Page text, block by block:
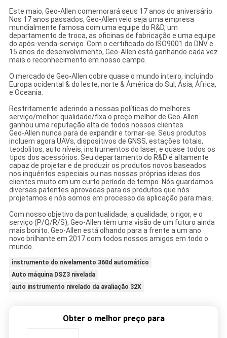
Este maio, Geo-Allen comemorará seus 17 anos do aniversário.
Nos 17 anos passados, Geo-Allen veio seja uma empresa
mundialmente famosa com uma equipe do R&D, um
departamento de troca, as oficinas de fabricação e uma equipe
do após-venda-serviço. Com o certificado do ISO9001 do DNV e
15 anos de desenvolvimento, Geo-Allen está ganhando cada vez
mais o reconhecimento em nosso campo.
O mercado de Geo-Allen cobre quase o mundo inteiro, incluindo
Europa ocidental & do leste, norte & Ámérica do Sul, Ásia, África,
e Oceania.
Restritamente aderindo a nossas políticas do melhores
serviço/melhor qualidade/fixa o preço melhor de Geo-Allen
ganhou uma reputação alta de todos nossos clientes.
Geo-Allen nunca para de expandir e tornar-se. Seus produtos
incluem agora UAVs, dispositivos de GNSS, estações totais,
teodolitos, auto níveis, instrumentos do laser, e quase todos os
tipos dos acessórios. Seu departamento do R&D é altamente
capaz de projetar e de produzir os produtos novos baseados
nos inquéritos especiais ou nas nossas próprias ideias dos
clientes muito em um curto período de tempo. Nós guardamos
diversas patentes aprovadas para os produtos que nós
projetamos e nós somos em processo da aplicação para mais.
Com nosso objetivo da pontualidade, a qualidade, o rigor, e o
serviço (P/Q/R/S), Geo-Allen têm uma visão de um futuro ainda
mais bonito. Geo-Allen está olhando para a frente a um ano
novo brilhante em 2017 com todos nossos amigos em todo o
mundo.
instrumento do nivelamento 360d automático
Auto máquina DSZ3 nivelada
auto instrumento nivelado da avaliação 32X
Obter o melhor preço para